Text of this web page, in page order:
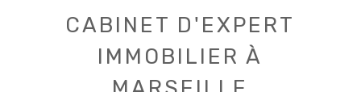
CABINET D'EXPERT
IMMOBILIER À